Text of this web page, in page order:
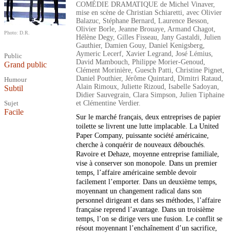
Photo: D.R.
Public
Grand public
Humour
Subtil
Sujet
Facile
COMÉDIE DRAMATIQUE de Michel Vinaver,
mise en scène de Christian Schiaretti, avec Olivier
Balazuc, Stéphane Bernard, Laurence Besson,
Olivier Borle, Jeanne Brouaye, Armand Chagot,
Hélène Degy, Gilles Fisseau, Jany Gastaldi, Julien
Gauthier, Damien Gouy, Daniel Kenigsberg,
Aymeric Lecerf, Xavier Legrand, José Lémius,
David Mambouch, Philippe Morier-Genoud,
Clément Morinière, Guesch Patti, Christine Pignet,
Daniel Pouthier, Jérôme Quintard, Dimitri Rataud,
Alain Rimoux, Juliette Rizoud, Isabelle Sadoyan,
Didier Sauvegrain, Clara Simpson, Julien Tiphaine
et Clémentine Verdier.
Sur le marché français, deux entreprises de papier
toilette se livrent une lutte implacable. La United
Paper Company, puissante société américaine,
cherche à conquérir de nouveaux débouchés.
Ravoire et Dehaze, moyenne entreprise familiale,
vise à conserver son monopole. Dans un premier
temps, l’affaire américaine semble devoir
facilement l’emporter. Dans un deuxième temps,
moyennant un changement radical dans son
personnel dirigeant et dans ses méthodes, l’affaire
française reprend l’avantage. Dans un troisième
temps, l’on se dirige vers une fusion. Le conflit se
résout moyennant l’enchaînement d’un sacrifice,